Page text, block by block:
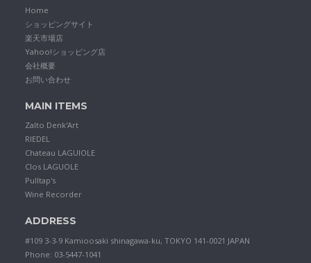
Home
ショッピングサイト
楽天市場店
Yahoo!ショッピング店
会社概要
お問い合わせ
MAIN ITEMS
Zalto Denk'Art
RIEDEL
Chateau LAGUIOLE
Clos LAGUOLE
Pulltap's
Wine Recorder
ADDRESS
#109 3-3-9 Kamioosaki shinagawa-ku, TOKYO 141-0021 JAPAN
Phone: 03-5447-1041